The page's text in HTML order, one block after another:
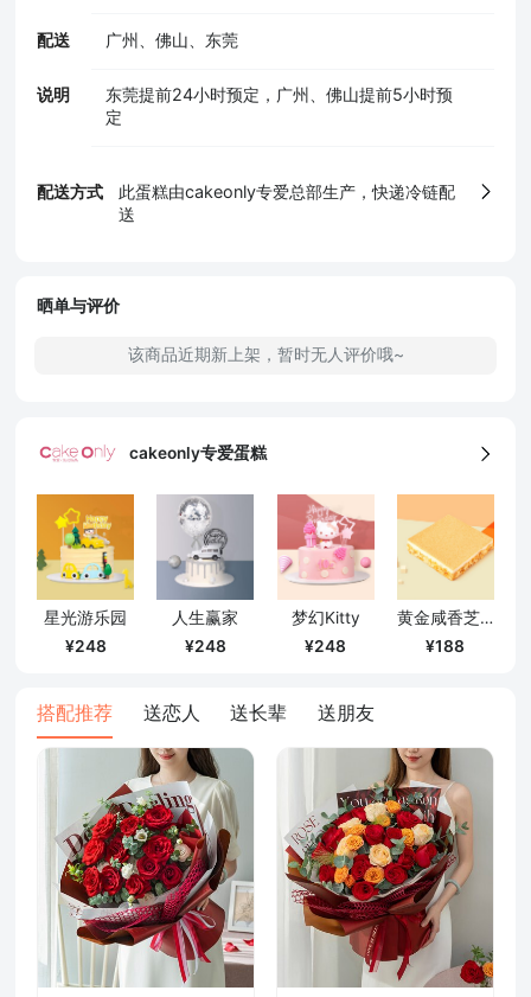
配送 广州、佛山、东莞
说明
东莞提前24小时预定，广州、佛山提前5小时预
定
配送方式
此蛋糕由cakeonly专爱总部生产，快递冷链配
送
5、食品生产许可证
晒单与评价
该商品近期新上架，暂时无人评价哦~
cakeonly专爱蛋糕
星光游乐园
248
人生赢家
248
梦幻Kitty
248
黄金咸香芝士
188
搭配推荐 送恋人 送长辈 送朋友